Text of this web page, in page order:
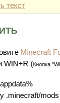
текст
Minecraft
WIN+R (Кнопка
.minecraft/